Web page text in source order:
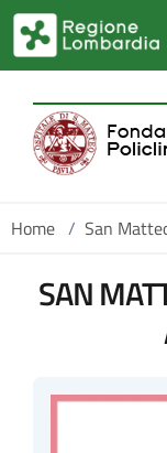
Salta al contenuto
Home / San
SAN